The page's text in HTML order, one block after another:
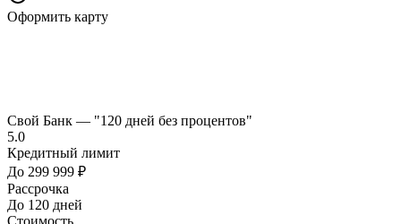
Оформить карту
Свой Банк — "120 дней без процентов"
5.0
Кредитный лимит
До 299 999 ₽
Рассрочка
До 120 дней
Стоимость